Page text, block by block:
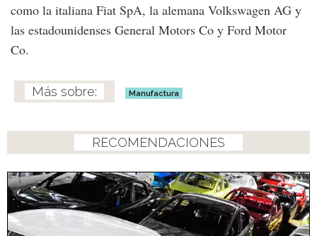
como la italiana Fiat SpA, la alemana Volkswagen AG y
las estadounidenses General Motors Co y Ford Motor
Co.
Manufactura
RECOMENDACIONES